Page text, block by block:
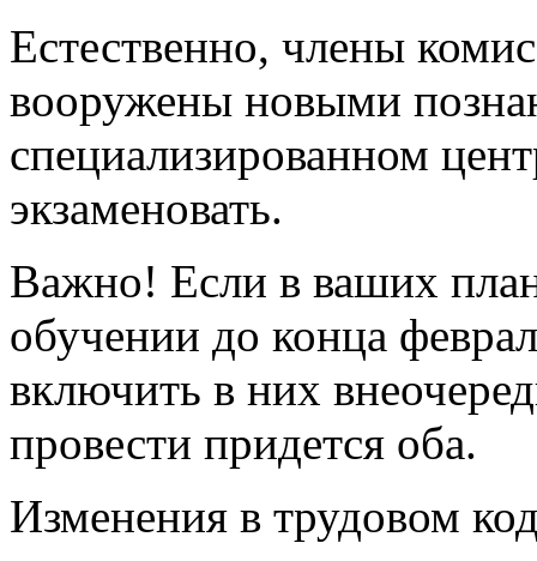
Естественно, члены
вооружены новыми
специализированном
экзаменовать.
Важно! Если в ваших
обучении до конца
включить в них
провести придется оба.
Изменения в трудовом